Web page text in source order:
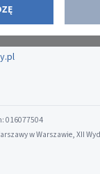
016077504
w Warszawie, XII